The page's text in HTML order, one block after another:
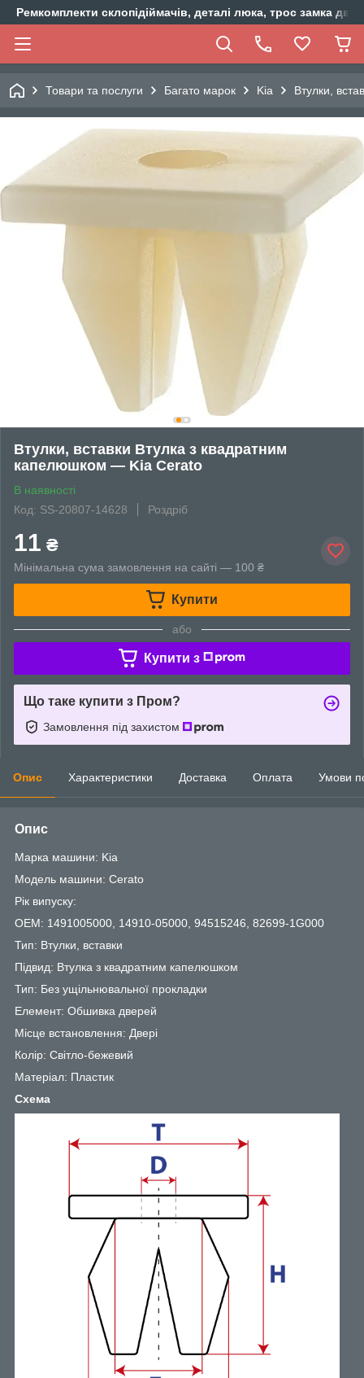
Ремкомплекти склопідіймачів, деталі люка, трос замка
Товари та послуги Багато марок Kia Втулки,
Втулки, вставки Втулка з квадратним
капелюшком — Kia Cerato
В наявності
Код: SS-20807-14628
Роздріб
11 ₴
Мінімальна сума замовлення на сайті — 100 ₴
Купити
або
Купити з
Що таке купити з Пром?
Замовлення під захистом
Опис Характеристики Доставка Оплата Умови
Опис
Марка машини: Kia
Модель машини: Cerato
Рік випуску:
OEM: 1491005000, 14910-05000, 94515246, 82699-1G000
Тип: Втулки, вставки
Підвид: Втулка з квадратним капелюшком
Тип: Без ущільнювальної прокладки
Елемент: Обшивка дверей
Місце встановлення: Двері
Колір: Світло-бежевий
Матеріал: Пластик
Схема